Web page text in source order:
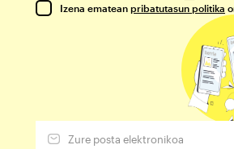
Izena ematean pribatutasun politika